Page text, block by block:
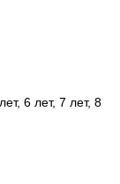
6 лет, 7 лет, 8